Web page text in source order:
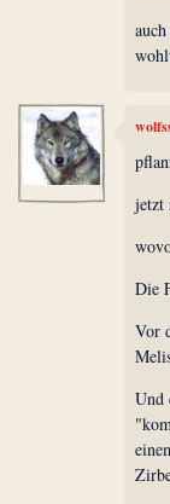
jetzt
Die
Vor
Und